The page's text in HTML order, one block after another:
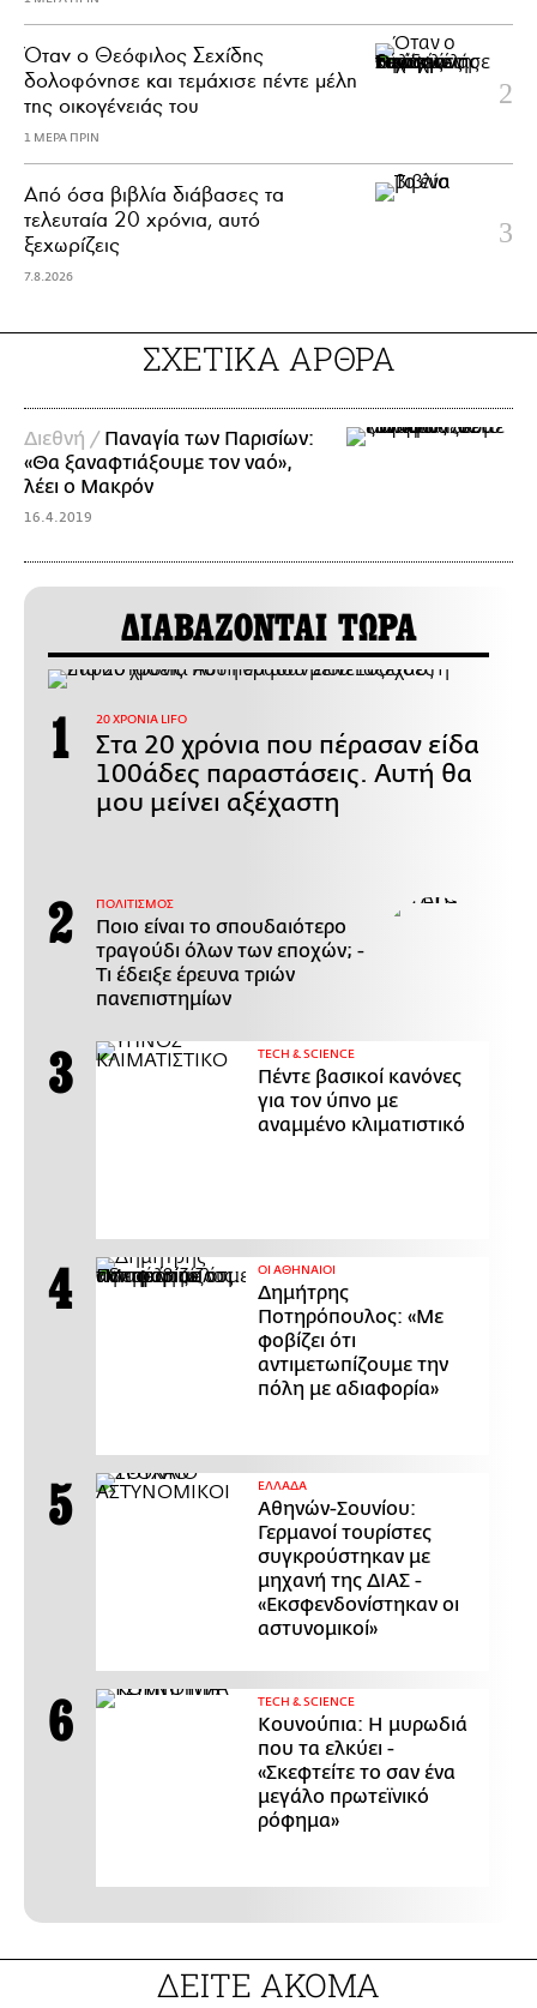
Όταν ο Θεόφιλος Σεχίδης
δολοφόνησε και τεμάχισε πέντε μέλη
της οικογένειάς του
1 ΜΕΡΑ ΠΡΙΝ
Από όσα βιβλία διάβασες τα
τελευταία 20 χρόνια, αυτό
ξεχωρίζεις
7.8.2026
ΣΧΕΤΙΚΑ ΑΡΘΡΑ
Διεθνή / Παναγία των Παρισίων:
«Θα ξαναφτιάξουμε τον ναό»,
λέει ο Μακρόν
16.4.2019
ΔΙΑΒΑΖΟΝΤΑΙ ΤΩΡΑ
20 ΧΡΟΝΙΑ LIFO
Στα 20 χρόνια που πέρασαν είδα
100άδες παραστάσεις. Αυτή θα
μου μείνει αξέχαστη
ΠΟΛΙΤΙΣΜΟΣ
Ποιο είναι το σπουδαιότερο
τραγούδι όλων των εποχών; -
Τι έδειξε έρευνα τριών
πανεπιστημίων
ΤECH & SCIENCE
Πέντε βασικοί κανόνες
για τον ύπνο με
αναμμένο κλιματιστικό
ΟΙ ΑΘΗΝΑΙΟΙ
Δημήτρης
Ποτηρόπουλος: «Με
φοβίζει ότι
αντιμετωπίζουμε την
πόλη με αδιαφορία»
ΕΛΛΑΔΑ
Αθηνών-Σουνίου:
Γερμανοί τουρίστες
συγκρούστηκαν με
μηχανή της ΔΙΑΣ -
«Εκσφενδονίστηκαν οι
αστυνομικοί»
ΤECH & SCIENCE
Κουνούπια: Η μυρωδιά
που τα ελκύει -
«Σκεφτείτε το σαν ένα
μεγάλο πρωτεϊνικό
ρόφημα»
ΔΕΙΤΕ ΑΚΟΜΑ